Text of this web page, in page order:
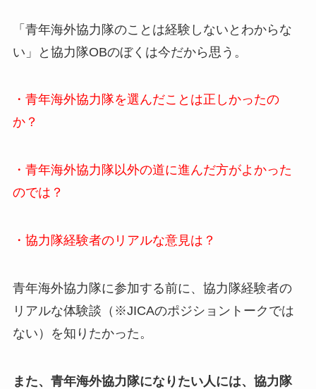
「青年海外協力隊のことは経験しないとわからな
い」と協力隊OBのぼくは今だから思う。
・青年海外協力隊を選んだことは正しかったの
か？
・青年海外協力隊以外の道に進んだ方がよかった
のでは？
・協力隊経験者のリアルな意見は？
青年海外協力隊に参加する前に、協力隊経験者の
リアルな体験談（※JICAのポジショントークでは
ない）を知りたかった。
また、青年海外協力隊になりたい人には、協力隊